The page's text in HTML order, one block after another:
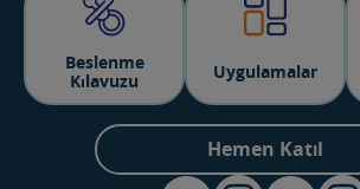
Beslenme
Kılavuzu
Uygulamalar
Hemen Katıl